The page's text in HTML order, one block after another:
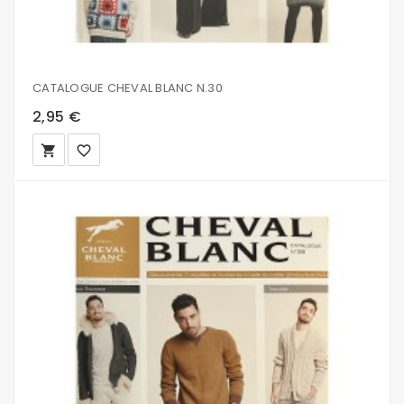
CATALOGUE CHEVAL BLANC N.30
2,95 €
local_grocery_store favorite_border